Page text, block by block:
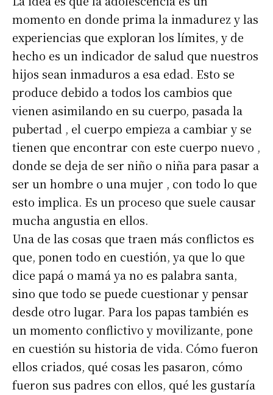
momento en donde prima la inmadurez y las
experiencias que exploran los límites, y de
hecho es un indicador de salud que nuestros
hijos sean inmaduros a esa edad. Esto se
produce debido a todos los cambios que
vienen asimilando en su cuerpo, pasada la
pubertad , el cuerpo empieza a cambiar y se
tienen que encontrar con este cuerpo nuevo ,
donde se deja de ser niño o niña para pasar a
ser un hombre o una mujer , con todo lo que
esto implica. Es un proceso que suele causar
mucha angustia en ellos.
Una de las cosas que traen más conflictos es
que, ponen todo en cuestión, ya que lo que
dice papá o mamá ya no es palabra santa,
sino que todo se puede cuestionar y pensar
desde otro lugar. Para los papas también es
un momento conflictivo y movilizante, pone
en cuestión su historia de vida. Cómo fueron
ellos criados, qué cosas les pasaron, cómo
fueron sus padres con ellos, qué les gustaría